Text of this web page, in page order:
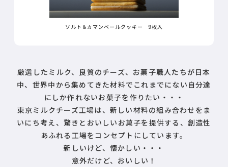
ソルト＆カマンベールクッキー 9枚入
厳選したミルク、良質のチーズ、お菓子職人たちが日本
中、世界中から集めてきた材料でこれまでにない自分達
にしか作れないお菓子を作りたい・・・
東京ミルクチーズ工場は、新しい材料の組み合わせをま
いにち考え、驚きとおいしいお菓子を提供する、創造性
あふれる工場をコンセプトにしています。
新しいけど、懐かしい・・・
意外だけど、おいしい！